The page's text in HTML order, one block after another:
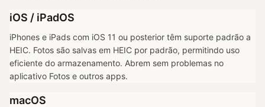
iOS / iPadOS
iPhones e iPads com iOS 11 ou posterior têm suporte padrão a
HEIC. Fotos são salvas em HEIC por padrão, permitindo uso
eficiente do armazenamento. Abrem sem problemas no
aplicativo Fotos e outros apps.
macOS